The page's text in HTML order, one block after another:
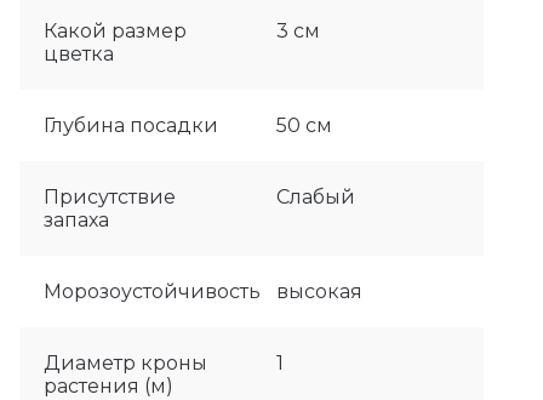
Какой размер
цветка
3 см
Глубина посадки 50 см
Присутствие
запаха
Слабый
Морозоустойчивость высокая
Диаметр кроны
растения (м)
1